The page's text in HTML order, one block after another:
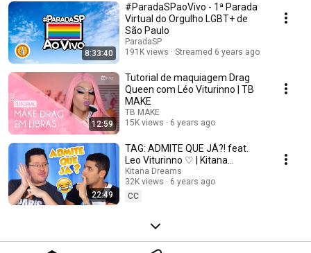
8:33:40
#ParadaSPaoVivo - 1ª Parada
Virtual do Orgulho LGBT+ de
São Paulo
ParadaSP
191K views
Streamed 6 years ago
12:59
Tutorial de maquiagem Drag
Queen com Léo Viturinno | TB
MAKE
TB MAKE
15K views
6 years ago
22:49
TAG: ADMITE QUE JÁ?! feat.
Leo Viturinno ♡ | Kitana
Dreams | Libras e Legendado
Kitana Dreams
32K views
6 years ago
CC